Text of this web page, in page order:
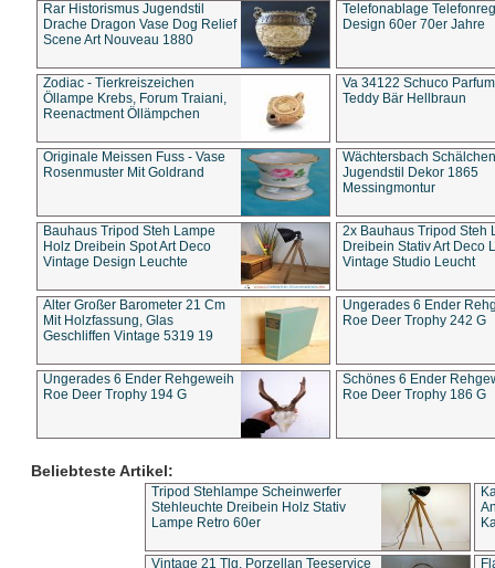
Rar Historismus Jugendstil
Drache Dragon Vase Dog Relief
Scene Art Nouveau 1880
Telefonablage
Design 60er 70er Jahre
Zodiac - Tierkreiszeichen
Öllampe Krebs, Forum Traiani,
Reenactment Öllämpchen
Va 34122 Schuco
Teddy Bär Hellbraun
Originale Meissen Fuss - Vase
Rosenmuster Mit Goldrand
Wächtersbach Schälchen
Jugendstil Dekor 1865
Messingmontur
Bauhaus Tripod Steh Lampe
Holz Dreibein Spot Art Deco
Vintage Design Leuchte
2x Bauhaus Tripod Steh
Dreibein Stativ Art Deco
Vintage Studio Leucht
Alter Großer Barometer 21 Cm
Mit Holzfassung, Glas
Geschliffen Vintage 5319 19
Ungerades 6 Ender
Roe Deer Trophy 242 G
Ungerades 6 Ender Rehgeweih
Roe Deer Trophy 194 G
Schönes 6 Ender
Roe Deer Trophy 186 G
Beliebteste Artikel:
Tripod Stehlampe Scheinwerfer
Stehleuchte Dreibein Holz Stativ
Lampe Retro 60er
Vintage 21 Tlg. Porzellan Teeservice